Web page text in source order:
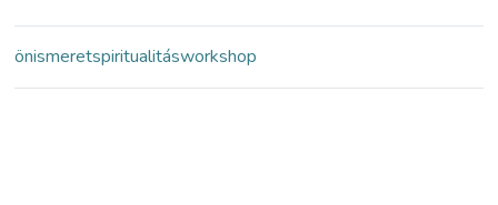
önismeretspiritualitásworkshop